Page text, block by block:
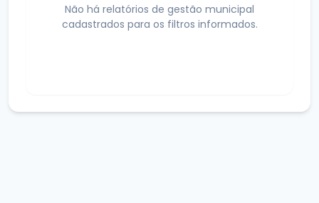
Não há relatórios de gestão municipal
cadastrados para os filtros informados.